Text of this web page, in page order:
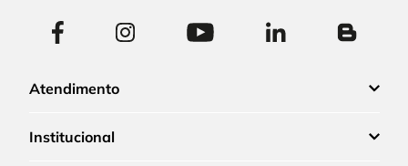
Atendimento
Institucional